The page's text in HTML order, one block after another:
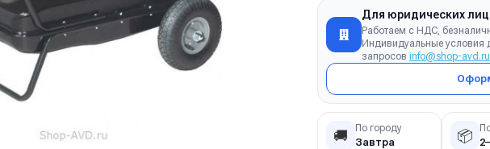
Для юридических лиц
Работаем с НДС,
Индивидуальные условия
запросов info@shop-avd.ru
🚚 По городу
Завтра 📦